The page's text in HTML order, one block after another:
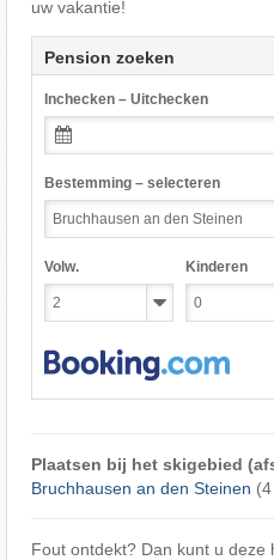
uw vakantie!
Pension zoeken
Inchecken – Uitchecken
Bestemming – selecteren
Volw. Kinderen
Plaatsen bij het skigebied
Bruchhausen an den Steinen (4
Fout ontdekt? Dan kunt u deze